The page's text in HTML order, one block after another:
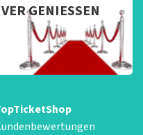
GENIESSEN